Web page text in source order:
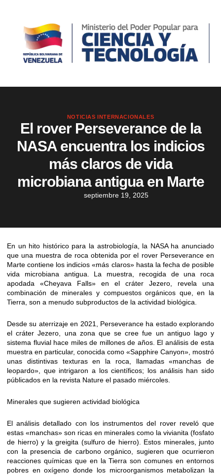
NOTICIAS INTERNACIONALES
El rover Perseverance de la
NASA encuentra los indicios
más claros de vida
microbiana antigua en Marte
septiembre 19, 2025
En un hito histórico para la astrobiología, la NASA ha anunciado
que una muestra de roca obtenida por el rover Perseverance en
Marte contiene los indicios «más claros» hasta la fecha de posible
vida microbiana antigua. La muestra, recogida de una roca
apodada «Cheyava Falls» en el cráter Jezero, revela una
combinación de minerales y compuestos orgánicos que, en la
Tierra, son a menudo subproductos de la actividad biológica.
Desde su aterrizaje en 2021, Perseverance ha estado explorando
el cráter Jezero, una zona que se cree fue un antiguo lago y
sistema fluvial hace miles de millones de años. El análisis de esta
muestra en particular, conocida como «Sapphire Canyon», mostró
unas distintivas texturas en la roca, llamadas «manchas de
leopardo», que intrigaron a los científicos; los análisis han sido
públicados en la revista Nature el pasado miércoles.
Minerales que sugieren actividad biológica
El análisis detallado con los instrumentos del rover reveló que
estas «manchas» son ricas en minerales como la vivianita (fosfato
de hierro) y la greigita (sulfuro de hierro). Estos minerales, junto
con la presencia de carbono orgánico, sugieren que ocurrieron
reacciones químicas que en la Tierra son comunes en entornos
pobres en oxígeno donde los microorganismos metabolizan la